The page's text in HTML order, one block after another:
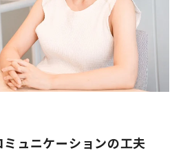
ュニケーションの工夫